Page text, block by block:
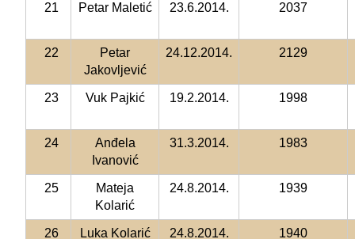
21 Petar Maletić 23.6.2014. 2037
22
Petar
Jakovljević
24.12.2014. 2129
23 Vuk Pajkić 19.2.2014. 1998
24
Anđela
Ivanović
31.3.2014. 1983
25
Mateja
Kolarić
24.8.2014. 1939
26 Luka Kolarić 24.8.2014. 1940